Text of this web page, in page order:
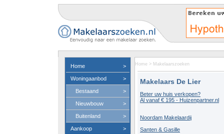
Home >
Woningaanbod >
Bestaand >
Nieuwbouw >
Buitenland >
Aankoop >
Home > Makelaarszoeken
Makelaars De Lier
Beter uw huis verkopen?
Al vanaf € 195 - Huizenpartner.nl
Noordam Makelaardij
Santen & Gasille